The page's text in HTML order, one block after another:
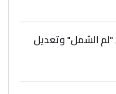
"لم الشمل" وتعديل